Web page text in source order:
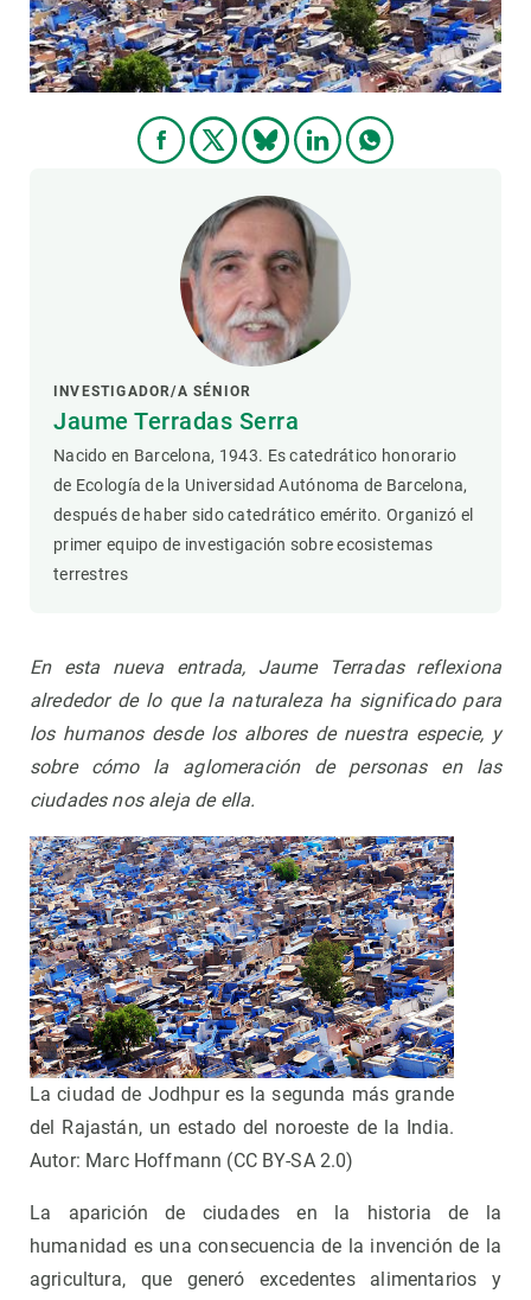
INVESTIGADOR/A SÉNIOR
Jaume Terradas Serra
Nacido en Barcelona, ​​1943. Es catedrático honorario
de Ecología de la Universidad Autónoma de Barcelona, ​​
después de haber sido catedrático emérito. Organizó el
primer equipo de investigación sobre ecosistemas
terrestres
En esta nueva entrada, Jaume Terradas reflexiona
alrededor de lo que la naturaleza ha significado para
los humanos desde los albores de nuestra especie, y
sobre cómo la aglomeración de personas en las
ciudades nos aleja de ella.
La ciudad de Jodhpur es la segunda más grande
del Rajastán, un estado del noroeste de la India.
Autor: Marc Hoffmann (CC BY-SA 2.0)
La aparición de ciudades en la historia de la
humanidad es una consecuencia de la invención de la
agricultura, que generó excedentes alimentarios y
PARTICIPA